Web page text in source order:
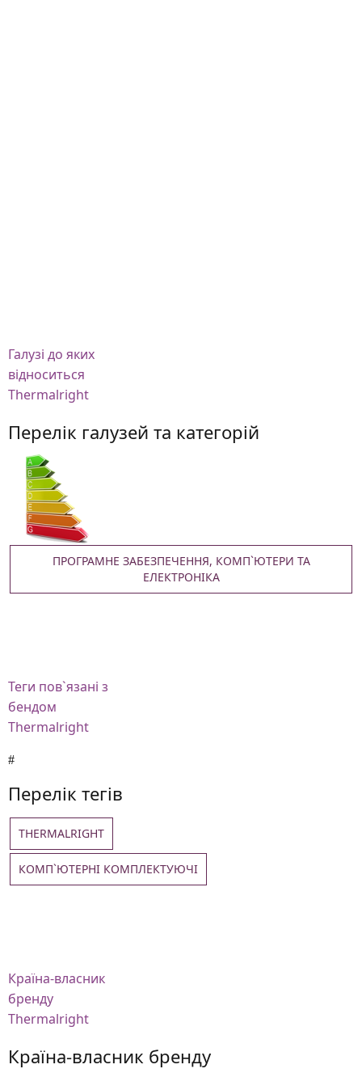
Галузі до яких
відноситься
Thermalright
Перелік галузей та категорій
ПРОГРАМНЕ ЗАБЕЗПЕЧЕННЯ, КОМП`ЮТЕРИ ТА
ЕЛЕКТРОНІКА
Теги пов`язані з
бендом
Thermalright
Перелік тегів
THERMALRIGHT
КОМП`ЮТЕРНІ КОМПЛЕКТУЮЧІ
Країна-власник
бренду
Thermalright
Країна-власник бренду